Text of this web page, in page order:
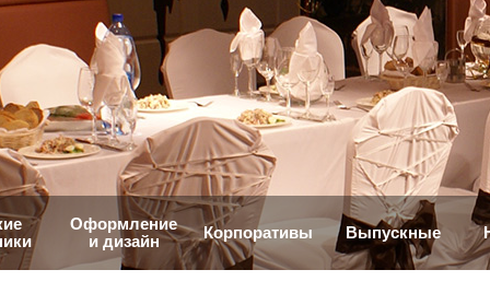
Оформление
и дизайн
Корпоративы Выпускные